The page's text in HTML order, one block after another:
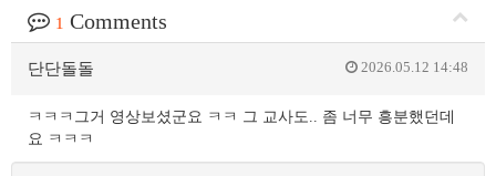
1 Comments
단단돌돌 2026.05.12 14:48
ㅋㅋㅋ그거 영상보셨군요 ㅋㅋ 그 교사도.. 좀 너무 흥분했던데
요 ㅋㅋㅋ